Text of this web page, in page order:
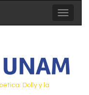
Toggle
Dolly y la